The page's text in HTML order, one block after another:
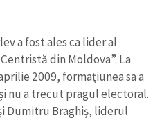
a fost ales ca lider al
din Moldova”. La
2009, formațiunea sa a
nu a trecut pragul electoral.
Dumitru Braghiș, liderul